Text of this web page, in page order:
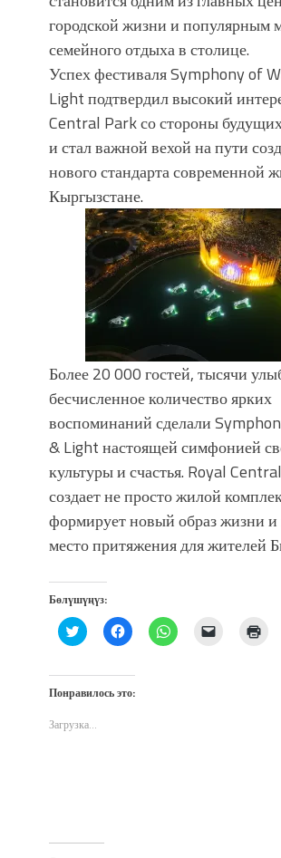
городской жизни и популярным
семейного отдыха в столице.
Успех фестиваля Symphony of
Light подтвердил высокий
Central Park со стороны
и стал важной вехой на пути
нового стандарта современной
Кыргызстане.
Более 20 000 гостей, тысячи
бесчисленное количество ярких
воспоминаний сделали
& Light настоящей симфонией
культуры и счастья. Royal
создает не просто жилой
формирует новый образ жизни и
место притяжения для жителей
Бөлүшүңүз:
Нажмите,
чтобы
Twitter
в
окне)
Нажмите,
чтобы
Facebook
в
Нажмите,
чтобы
Послать
ссылку
Понравилось это:
Загрузка...